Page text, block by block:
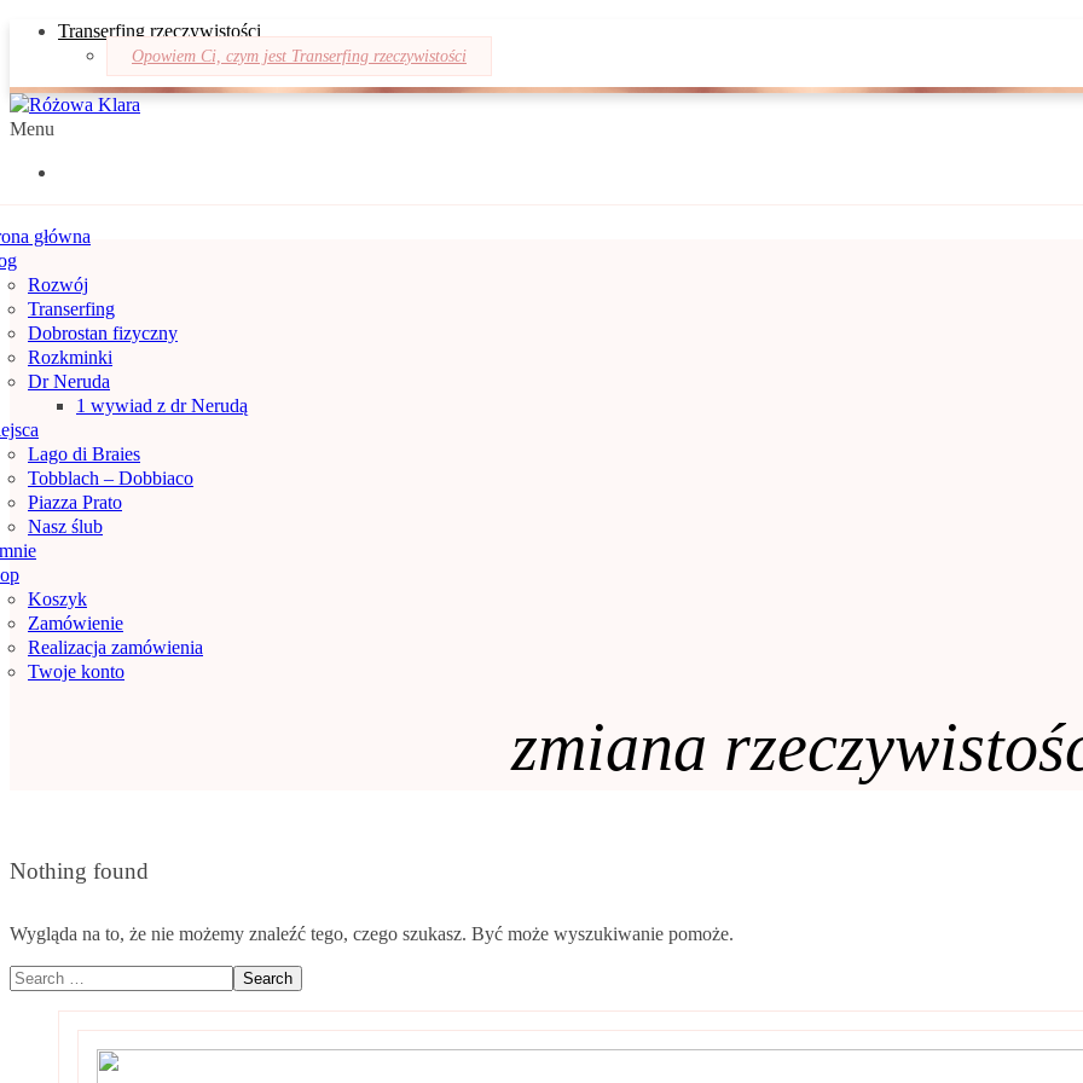
Transerfing rzeczywistości
Opowiem Ci, czym jest Transerfing rzeczywistości
Menu
główna
Rozwój
Transerfing
Dobrostan fizyczny
Rozkminki
Dr Neruda
1 wywiad z dr Nerudą
Lago di Braies
Tobblach – Dobbiaco
Piazza Prato
Nasz ślub
Koszyk
Zamówienie
Realizacja zamówienia
Twoje konto
zmiana
Nothing found
Wygląda na to, że nie możemy znaleźć tego, czego szukasz. Być może wyszukiwanie pomoże.